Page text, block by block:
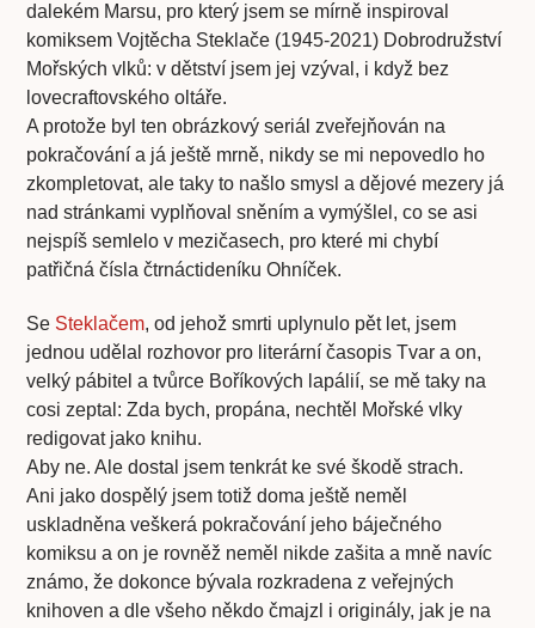
dalekém Marsu, pro který jsem se mírně inspiroval
komiksem Vojtěcha Steklače (1945-2021) Dobrodružství
Mořských vlků: v dětství jsem jej vzýval, i když bez
lovecraftovského oltáře.
A protože byl ten obrázkový seriál zveřejňován na
pokračování a já ještě mrně, nikdy se mi nepovedlo ho
zkompletovat, ale taky to našlo smysl a dějové mezery já
nad stránkami vyplňoval sněním a vymýšlel, co se asi
nejspíš semlelo v mezičasech, pro které mi chybí
patřičná čísla čtrnáctideníku Ohníček.
Se Steklačem, od jehož smrti uplynulo pět let, jsem
jednou udělal rozhovor pro literární časopis Tvar a on,
velký pábitel a tvůrce Boříkových lapálií, se mě taky na
cosi zeptal: Zda bych, propána, nechtěl Mořské vlky
redigovat jako knihu.
Aby ne. Ale dostal jsem tenkrát ke své škodě strach.
Ani jako dospělý jsem totiž doma ještě neměl
uskladněna veškerá pokračování jeho báječného
komiksu a on je rovněž neměl nikde zašita a mně navíc
známo, že dokonce bývala rozkradena z veřejných
knihoven a dle všeho někdo čmajzl i originály, jak je na